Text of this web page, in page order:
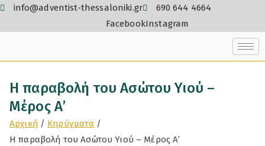
info@adventist-thessaloniki.gr
690 644 4664
FacebookInstagram
Η παραβολή του Ασώτου Υιού –
Μέρος Α’
Αρχική
Κηρύγματα
Η παραβολή του Ασώτου Υιού – Μέρος Α’